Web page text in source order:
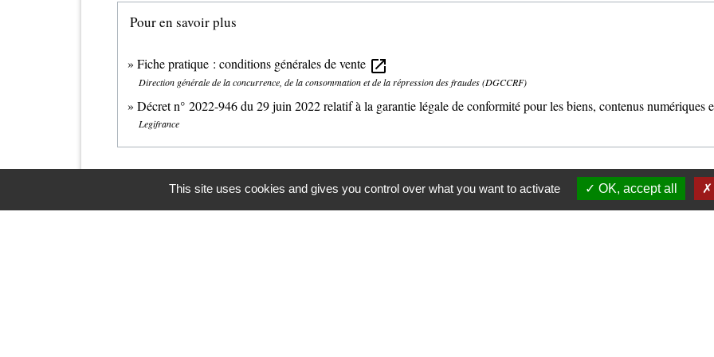
Pour en savoir plus
Fiche pratique : conditions générales de vente open_in_new
Direction générale de la concurrence, de la consommation et de la répression des fraudes (DGCCRF)
Décret n° 2022-946 du 29 juin 2022 relatif à la garantie légale de conformité pour les biens, contenus numériques
Legifrance
This site uses cookies and gives you control over what you want to activate OK, accept all